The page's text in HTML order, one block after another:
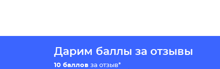
Дарим баллы за отзывы
10 баллов за отзыв*